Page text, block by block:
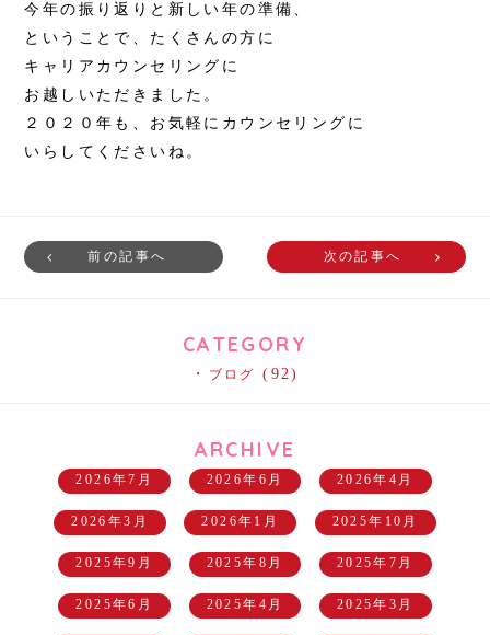
今年の振り返りと新しい年の準備、
ということで、たくさんの方に
キャリアカウンセリングに
お越しいただきました。
２０２０年も、お気軽にカウンセリングに
いらしてくださいね。
前の記事へ 次の記事へ
CATEGORY
ブログ (92)
ARCHIVE
2026年7月 2026年6月 2026年4月
2026年3月 2026年1月 2025年10月
2025年9月 2025年8月 2025年7月
2025年6月 2025年4月 2025年3月